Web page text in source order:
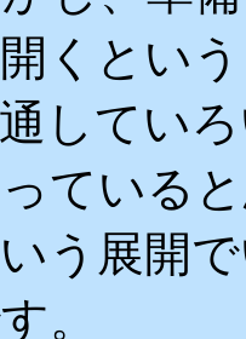
くとい
してい
ている
う展開
。